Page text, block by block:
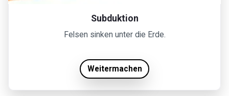
Subduktion
Felsen sinken unter die Erde.
Weitermachen